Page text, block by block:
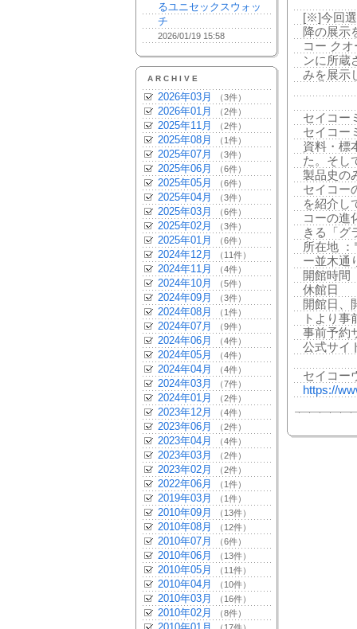
[※]今回選
降の展示
コー ク
ンに所蔵
みを展示
セイコー
セイコー
資料・標
た。そし
製品史の
セイコー
を紹介し
コーの進
きる「グ
所在地
ー並木通
開館時間
休館日
開館日、
トより
事前予約
公式サイ
セイコー
https://
るユニセックスウォッ
チ
2026/01/19 15:58
ARCHIVE
2026年03月 （3件）
2026年01月 （2件）
2025年11月 （2件）
2025年08月 （1件）
2025年07月 （3件）
2025年06月 （6件）
2025年05月 （6件）
2025年04月 （3件）
2025年03月 （6件）
2025年02月 （3件）
2025年01月 （6件）
2024年12月 （11件）
2024年11月 （4件）
2024年10月 （5件）
2024年09月 （3件）
2024年08月 （1件）
2024年07月 （9件）
2024年06月 （4件）
2024年05月 （4件）
2024年04月 （4件）
2024年03月 （7件）
2024年01月 （2件）
2023年12月 （4件）
2023年06月 （2件）
2023年04月 （4件）
2023年03月 （2件）
2023年02月 （2件）
2022年06月 （1件）
2019年03月 （1件）
2010年09月 （13件）
2010年08月 （12件）
2010年07月 （6件）
2010年06月 （13件）
2010年05月 （11件）
2010年04月 （10件）
2010年03月 （16件）
2010年02月 （8件）